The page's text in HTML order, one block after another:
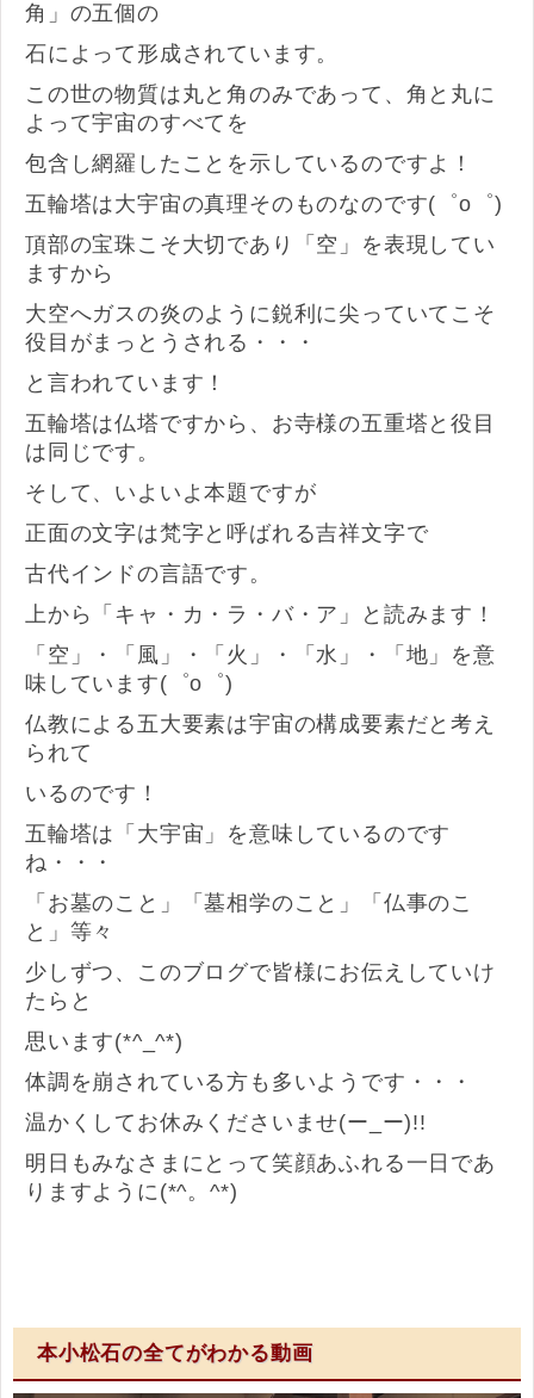
角」の五個の
石によって形成されています。
この世の物質は丸と角のみであって、角と丸に
よって宇宙のすべてを
包含し網羅したことを示しているのですよ！
五輪塔は大宇宙の真理そのものなのです(゜o゜)
頂部の宝珠こそ大切であり「空」を表現してい
ますから
大空へガスの炎のように鋭利に尖っていてこそ
役目がまっとうされる・・・
と言われています！
五輪塔は仏塔ですから、お寺様の五重塔と役目
は同じです。
そして、いよいよ本題ですが
正面の文字は梵字と呼ばれる吉祥文字で
古代インドの言語です。
上から「キャ・カ・ラ・バ・ア」と読みます！
「空」・「風」・「火」・「水」・「地」を意
味しています(゜o゜)
仏教による五大要素は宇宙の構成要素だと考え
られて
いるのです！
五輪塔は「大宇宙」を意味しているのです
ね・・・
「お墓のこと」「墓相学のこと」「仏事のこ
と」等々
少しずつ、このブログで皆様にお伝えしていけ
たらと
思います(*^_^*)
体調を崩されている方も多いようです・・・
温かくしてお休みくださいませ(ー_ー)!!
明日もみなさまにとって笑顔あふれる一日であ
りますように(*^。^*)
本小松石の全てがわかる動画